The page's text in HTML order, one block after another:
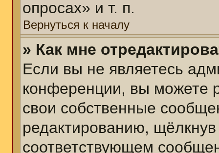
опросах» и т. п.
Вернуться к началу
» Как мне
Если вы не являетесь
конференции, вы можете
свои собственные
редактированию,
соответствующем